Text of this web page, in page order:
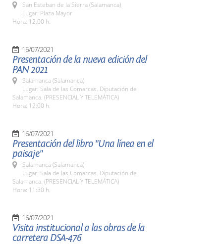
San Esteban de la Sierra (Salamanca)
Lugar: Plaza Mayor
Hora: 12.00 h.
16/07/2021
Presentación de la nueva edición del
PAN 2021
Salamanca (Salamanca)
Lugar: Sala de las Comarcas. Diputación de
Salamanca. (PRESENCIAL Y TELEMÁTICA)
Hora: 12:00 h.
16/07/2021
Presentación del libro "Una línea en el
paisaje"
Salamanca (Salamanca)
Lugar: Sala de las Comarcas. Diputación de
Salamanca. (PRESENCIAL Y TELEMÁTICA)
Hora: 11:30 h.
16/07/2021
Visita institucional a las obras de la
carretera DSA-476